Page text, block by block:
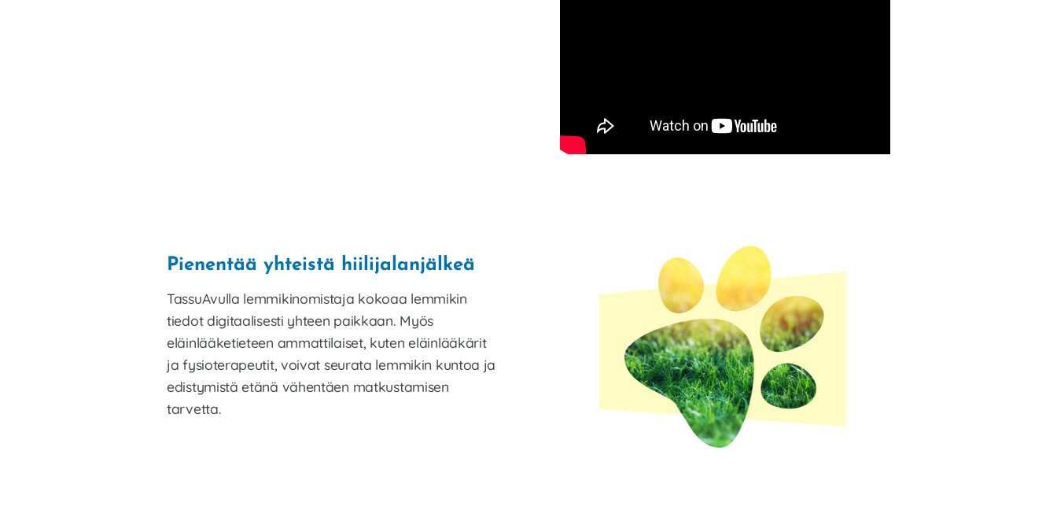
Pienentää yhteistä hiilijalanjälkeä
TassuAvulla lemmikinomistaja kokoaa lemmikin
tiedot digitaalisesti yhteen paikkaan. Myös
eläinlääketieteen ammattilaiset, kuten eläinlääkärit
ja fysioterapeutit, voivat seurata lemmikin kuntoa ja
edistymistä etänä vähentäen matkustamisen
tarvetta.